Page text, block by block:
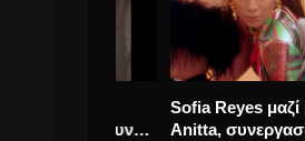
Sofia Reyes μαζί με
Anitta, συνεργασία για